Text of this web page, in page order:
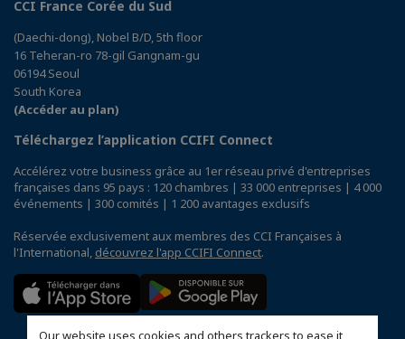
Our website uses cookies and others trackers to ease it
CCI France Corée du Sud
(Daechi-dong), Nobel B/D, 5th floor
16 Teheran-ro 78-gil Gangnam-gu
06194 Seoul
South Korea
(Accéder au plan)
Téléchargez l’application CCIFI Connect
Accélérez votre business grâce au 1er réseau privé d'entreprises
françaises dans 95 pays : 120 chambres | 33 000 entreprises | 4 000
événements | 300 comités | 1 200 avantages exclusifs
Réservée exclusivement aux membres des CCI Françaises à
l'International, découvrez l'app CCIFI Connect.